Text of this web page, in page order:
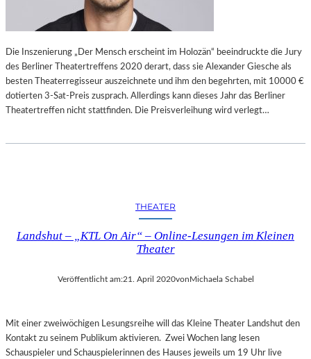
Die Inszenierung „Der Mensch erscheint im Holozän“ beeindruckte die Jury
des Berliner Theatertreffens 2020 derart, dass sie Alexander Giesche als
besten Theaterregisseur auszeichnete und ihm den begehrten, mit 10000 €
dotierten 3-Sat-Preis zusprach. Allerdings kann dieses Jahr das Berliner
Theatertreffen nicht stattfinden. Die Preisverleihung wird verlegt…
THEATER
Landshut – „KTL On Air“ – Online-Lesungen im Kleinen
Theater
Veröffentlicht am:21. April 2020vonMichaela Schabel
Mit einer zweiwöchigen Lesungsreihe will das Kleine Theater Landshut den
Kontakt zu seinem Publikum aktivieren. Zwei Wochen lang lesen
Schauspieler und Schauspielerinnen des Hauses jeweils um 19 Uhr live